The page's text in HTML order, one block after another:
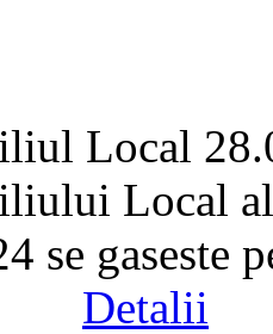
Local
Local
se gaseste
Detalii